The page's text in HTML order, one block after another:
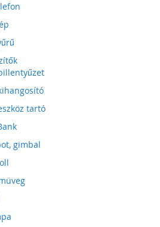
tartó
gimbal